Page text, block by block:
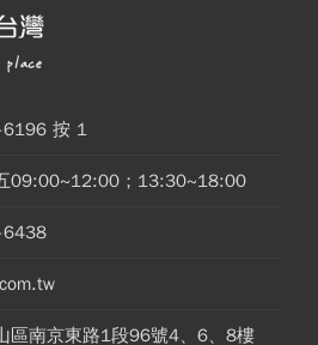
6196 按 1
09:00~12:00；13:30~18:00
6438
區南京東路1段96號4、6、8樓